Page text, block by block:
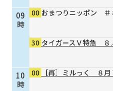
サイトマップ
09
時
10
時
00 おまつりニッポン ＃
30 タイガースＶ特急 ８
00 ［再］ミルっく ８